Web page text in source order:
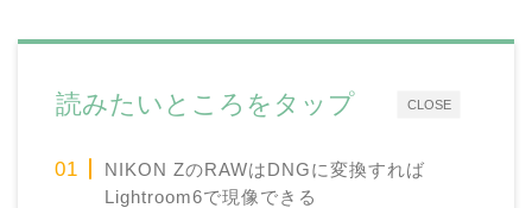
CLOSE
読みたいところをタップ
NIKON ZのRAWはDNGに変換すれば
Lightroom6で現像できる